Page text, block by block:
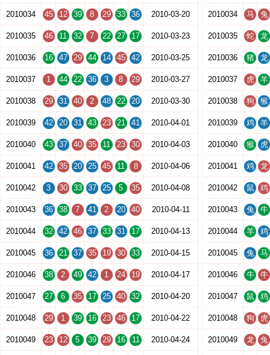
2010034 45 12 39 8 29 33 36 2010-03-20
2010035 46 11 32 7 22 27 17 2010-03-23
2010036 16 47 29 44 14 45 42 2010-03-25
2010037 1 44 22 36 3 8 29 2010-03-27
2010038 29 31 40 2 48 22 20 2010-03-30
2010039 42 20 31 43 23 21 41 2010-04-01
2010040 43 37 40 35 11 23 30 2010-04-03
2010041 42 35 20 25 45 11 8 2010-04-06
2010042 3 30 33 37 25 5 35 2010-04-08
2010043 36 38 7 41 2 20 40 2010-04-11
2010044 32 42 46 37 33 31 17 2010-04-13
2010045 36 21 37 35 19 30 33 2010-04-15
2010046 38 2 49 42 1 24 19 2010-04-17
2010047 27 6 35 17 25 40 32 2010-04-20
2010048 29 1 39 16 23 46 17 2010-04-22
2010049 23 12 5 39 29 16 11 2010-04-24
2010034 马 兔
2010035 蛇 龙
2010036 猪 龙
2010037 虎 羊
2010038 狗 猴
2010039 鸡 羊
2010040 猴 虎
2010041 鸡 龙
2010042 鼠 鸡
2010043 兔 牛
2010044 羊 鸡
2010045 兔 马
2010046 牛 牛
2010047 鼠 鸡
2010048 狗 虎
2010049 龙 兔